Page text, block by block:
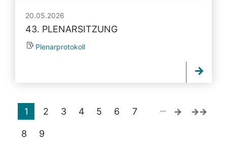
20.05.2026
43. PLENARSITZUNG
Plenarprotokoll
1 2 3 4 5 6 7
8 9
…